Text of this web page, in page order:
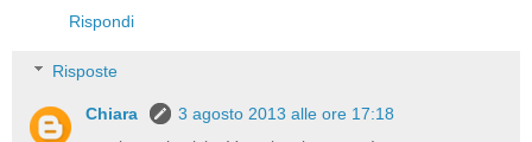
Rispondi
Risposte
Chiara
3 agosto 2013 alle ore 17:18